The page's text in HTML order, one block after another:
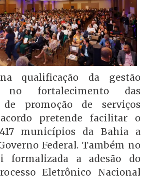
qualificação da gestão
fortalecimento das
de promoção de serviços
pretende facilitar o
municípios da Bahia a
Federal. Também no
formalizada a adesão do
Eletrônico Nacional